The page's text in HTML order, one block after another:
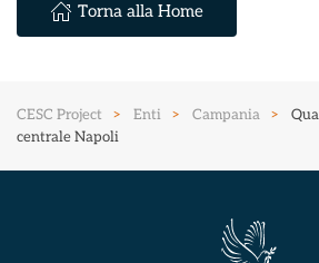
Torna alla Home
CESC Project Enti Campania
centrale Napoli